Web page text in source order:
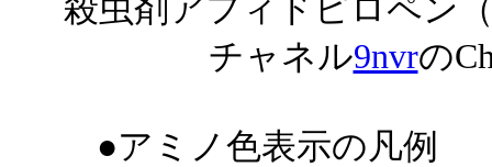
殺虫剤アフィドピロペン
チャネル9nvrの
●アミノ色表示の凡例